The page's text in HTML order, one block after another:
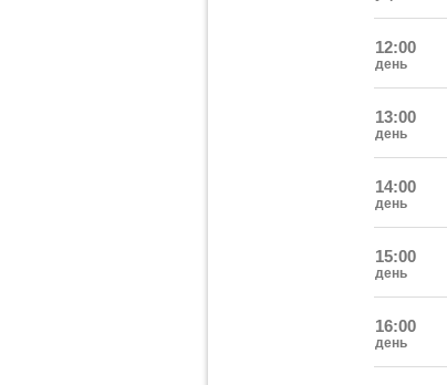
12:00
день
13:00
день
14:00
день
15:00
день
16:00
день